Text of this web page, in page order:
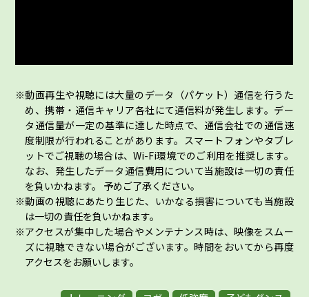
動画再生や視聴には大量のデータ（パケット）通信を行うた
め、携帯・通信キャリア各社にて通信料が発生します。デー
タ通信量が一定の基準に達した時点で、通信会社での通信速
度制限が行われることがあります。スマートフォンやタブレ
ットでご視聴の場合は、Wi-Fi環境でのご利用を推奨します。
なお、発生したデータ通信費用について当施設は一切の責任
を負いかねます。 予めご了承ください。
動画の視聴にあたり生じた、いかなる損害についても当施設
は一切の責任を負いかねます。
アクセスが集中した場合やメンテナンス時は、映像をスムー
ズに視聴できない場合がございます。時間をおいてから再度
アクセスをお願いします。